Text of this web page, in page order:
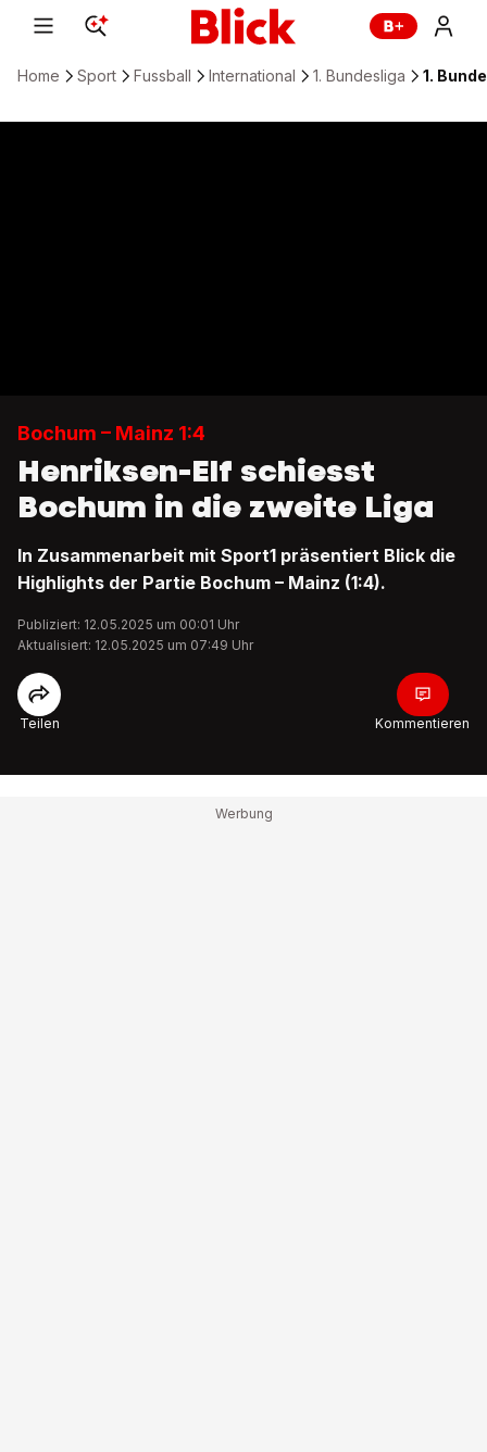
Home Sport Fussball International 1. Bundesliga 1.
Bochum – Mainz 1:4
Henriksen-Elf schiesst
Bochum in die zweite Liga
In Zusammenarbeit mit Sport1 präsentiert Blick die
Highlights der Partie Bochum – Mainz (1:4).
Publiziert: 12.05.2025 um 00:01 Uhr
Aktualisiert: 12.05.2025 um 07:49 Uhr
Teilen Kommentieren